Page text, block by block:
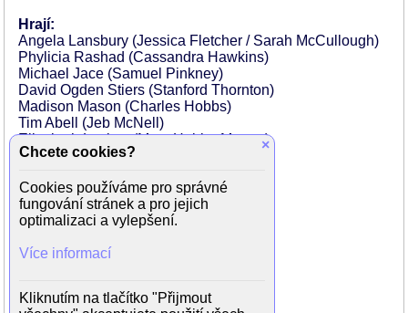
Hrají:
Angela Lansbury (Jessica Fletcher / Sarah McCullough)
Phylicia Rashad (Cassandra Hawkins)
Michael Jace (Samuel Pinkney)
David Ogden Stiers (Stanford Thornton)
Madison Mason (Charles Hobbs)
Tim Abell (Jeb McNell)
Elizabeth Lackey (Mary Hobbs-Mercer)
Mac Davis (Šerif Underwood)
Walt Goggins
Tim DeKay (Robert Mercer)
Walton Goggins
John Hostetter (Cornelius Ashland)
Lee Garlington (Laura Lee Kestes)
×
Chcete cookies?
Cookies používáme pro správné
fungování stránek a pro jejich
optimalizaci a vylepšení.
Více informací
Kliknutím na tlačítko "Přijmout